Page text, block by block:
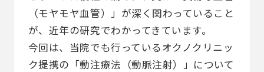
（モヤモヤ血管）」が深く関わっていること
が、近年の研究でわかってきています。
今回は、当院でも行っているオクノクリニッ
ク提携の「動注療法（動脈注射）」について